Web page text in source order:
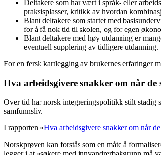
Deltakere som har vært i språk- eller
praksisplasser, kritikk av hvordan
Blant deltakere som startet med
for å få nok tid til skolen, og for egen
Blant deltakere med høy utdanning er
eventuell supplering av tidligere utdanning.
For en fersk kartlegging av brukernes erfaringer
Hva arbeidsgivere snakker om når de
Over tid har norsk integreringspolitikk stilt stadig
samfunnsliv.
I rapporten «Hva arbeidsgivere snakker om når
Norskprøven kan forstås som en måte å
legger i at «søkere med innvandrerbakgrunn må